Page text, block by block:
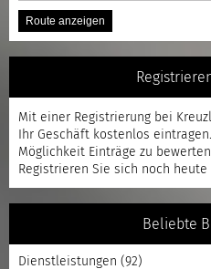
Mit einer Registrierung bei
Ihr Geschäft kostenlos
Möglichkeit Einträge zu
Registrieren Sie sich noch heute
Beliebte
Dienstleistungen (92)